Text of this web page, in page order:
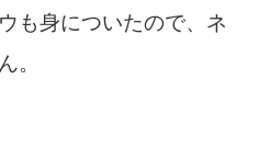
も身についたので、ネ
。